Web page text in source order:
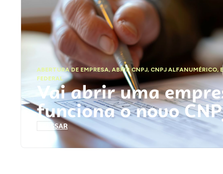
ABERTURA DE EMPRESA,ABRIR CNPJ, CNPJ ALFANUMÉRICO,
FEDERAL
Vai abrir uma
funciona o novo
ACESSAR